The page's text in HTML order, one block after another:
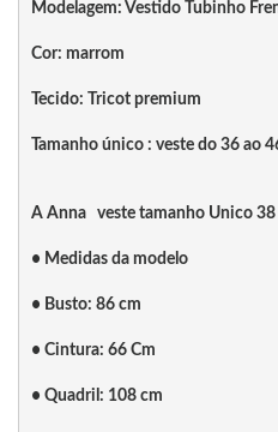
Modelagem: Vestido Tubinho
Cor: marrom
Tecido: Tricot premium
Tamanho único : veste do 36 ao
A Anna   veste tamanho Unico 38
• Medidas da modelo
• Busto: 86 cm
• Cintura: 66 Cm
• Quadril: 108 cm